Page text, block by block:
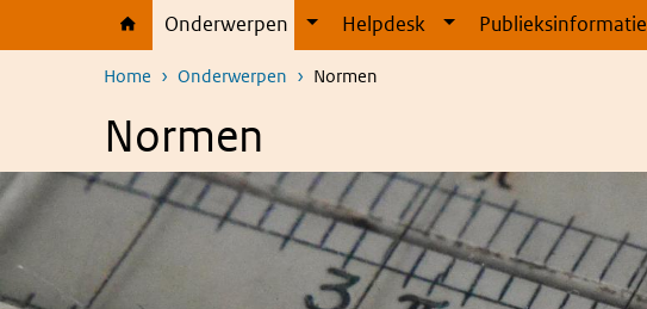
Onderwerpen Helpdesk Publieksinformatie
Home Onderwerpen Normen
Normen